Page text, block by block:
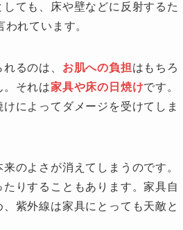
ても、床や壁などに反射するた
れています。
るのは、 お肌への負担はもちろ
。それは家具や床の日焼けです。
によってダメージを受けてしま
のよさが消えてしまうのです。
りすることもあります。家具自
紫外線は家具にとっても天敵と